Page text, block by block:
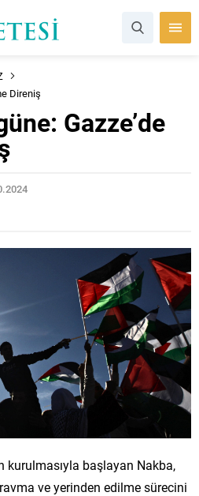
Direniş
Gazze’de
kurulmasıyla başlayan Nakba,
ve yerinden edilme sürecini